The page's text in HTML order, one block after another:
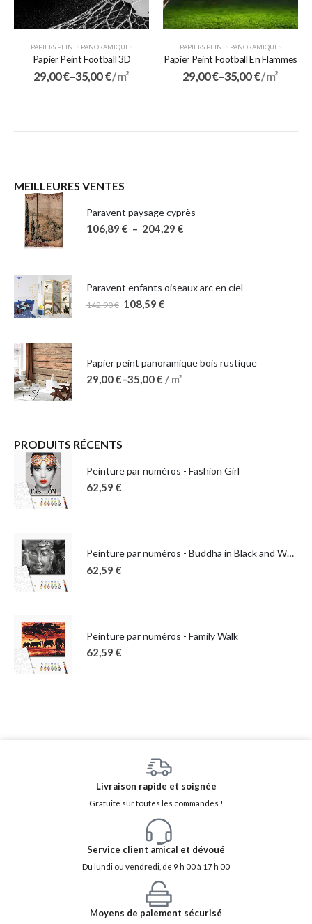
PAPIERS PEINTS PANORAMIQUES
Papier Peint Football 3D
29,00€–35,00€/ m²
PAPIERS PEINTS PANORAMIQUES
Papier Peint Football En Flammes
29,00€–35,00€/ m²
MEILLEURES VENTES
Paravent paysage cyprès
106,89 € – 204,29 €
Paravent enfants oiseaux arc en ciel
142,90€ 108,59 €
Papier peint panoramique bois rustique
29,00€–35,00€ / m²
PRODUITS RÉCENTS
Peinture par numéros - Fashion Girl
62,59 €
Peinture par numéros - Buddha in Black and White
62,59 €
Peinture par numéros - Family Walk
62,59 €
Livraison rapide et soignée
Gratuite sur toutes les commandes !
Service client amical et dévoué
Du lundi ou vendredi, de 9 h 00 à 17 h 00
Moyens de paiement sécurisé